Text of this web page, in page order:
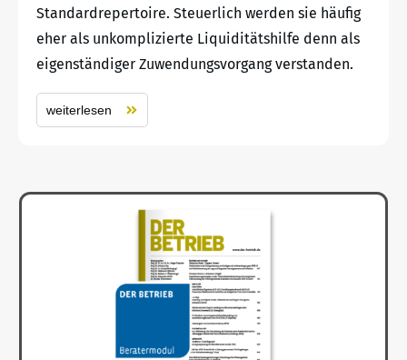
Standardrepertoire. Steuerlich werden sie häufig
eher als unkomplizierte Liquiditätshilfe denn als
eigenständiger Zuwendungsvorgang verstanden.
weiterlesen